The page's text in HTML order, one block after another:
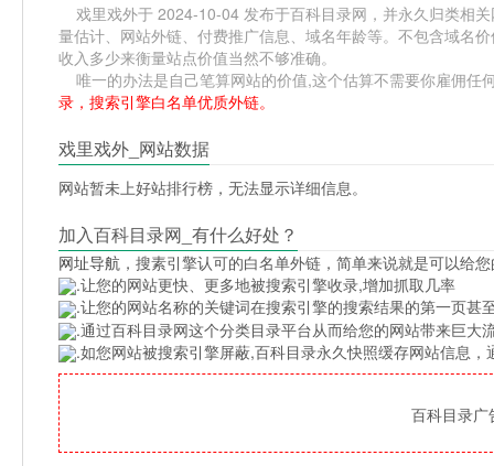
戏里戏外于 2024-10-04 发布于百科目录网，并永久归类相
量估计、网站外链、付费推广信息、域名年龄等。不包含域名
收入多少来衡量站点价值当然不够准确。
唯一的办法是自己笔算网站的价值,这个估算不需要你雇佣任
录，搜索引擎白名单优质外链。
戏里戏外_网站数据
网站暂未上好站排行榜，无法显示详细信息。
加入百科目录网_有什么好处？
网址导航 ，搜素引擎认可的白名单外链，简单来说就是可以给
.让您的网站更快、更多地被搜索引擎收录,增加抓取几率
.让您的网站名称的关键词在搜索引擎的搜索结果的第一页甚
.通过百科目录网这个分类目录平台从而给您的网站带来巨大
.如您网站被搜索引擎屏蔽,百科目录永久快照缓存网站信息
百科目录